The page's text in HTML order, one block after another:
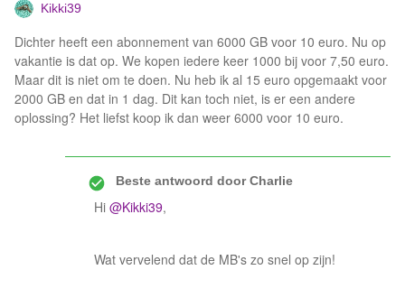
Kikki39
Dichter heeft een abonnement van 6000 GB voor 10 euro. Nu op
vakantie is dat op. We kopen iedere keer 1000 bij voor 7,50 euro.
Maar dit is niet om te doen. Nu heb ik al 15 euro opgemaakt voor
2000 GB en dat in 1 dag. Dit kan toch niet, is er een andere
oplossing? Het liefst koop ik dan weer 6000 voor 10 euro.
Beste antwoord doorCharlie
Hi @Kikki39,
Wat vervelend dat de MB's zo snel op zijn!